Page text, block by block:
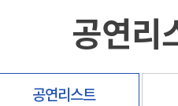
공연리
공연리스트